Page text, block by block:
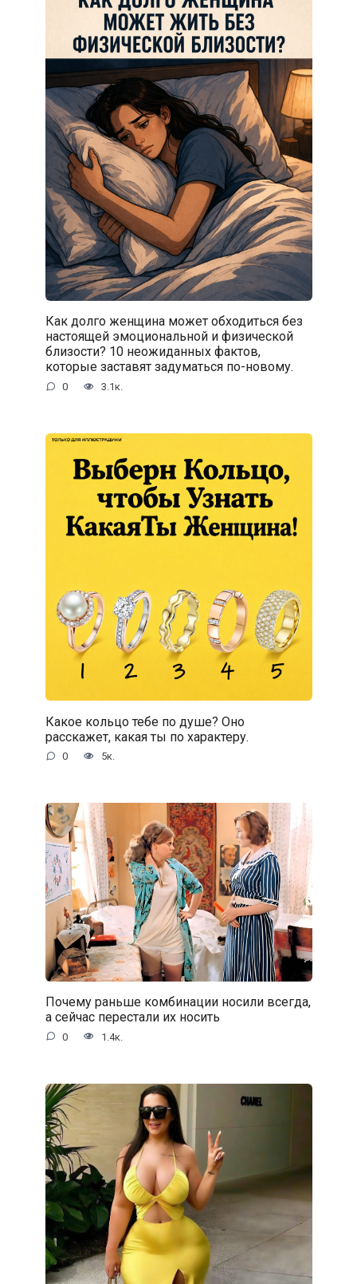
Как долго женщина может обходиться без
настоящей эмоциональной и физической
близости? 10 неожиданных фактов,
которые заставят задуматься по-новому.
0 3.1к.
Какое кольцо тебе по душе? Оно
расскажет, какая ты по характеру.
0 5к.
Почему раньше комбинации носили всегда,
а сейчас перестали их носить
0 1.4к.